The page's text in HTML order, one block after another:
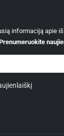
informaciją apie